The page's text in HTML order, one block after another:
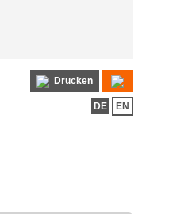
Drucken
DE EN